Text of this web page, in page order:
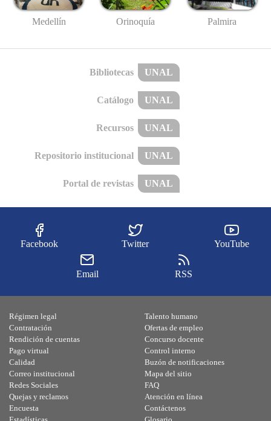
Medellín Orinoquía Palmira
Bibliotecas UNAL
Catálogo UNAL
Recursos UNAL
Repositorio institucional UNAL
Portal de revistas UNAL
Facebook Twitter YouTube
Email RSS
Régimen legal
Contratación
Rendición de cuentas
Pago virtual
Calidad
Talento humano
Ofertas de empleo
Concurso docente
Control interno
Buzón de notificaciones
Correo institucional
Redes Sociales
Quejas y reclamos
Encuesta
Mapa del sitio
FAQ
Atención en línea
Contáctenos